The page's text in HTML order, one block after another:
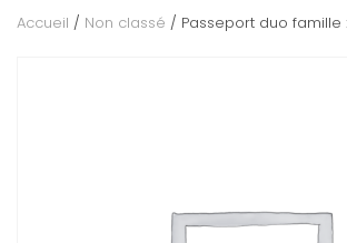
Accueil / Non classé / Passeport duo famille